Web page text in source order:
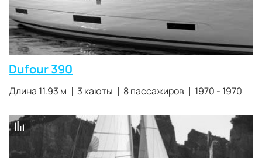
Dufour 390
Длина 11.93 м 3 каюты 8 пассажиров 1970 - 1970